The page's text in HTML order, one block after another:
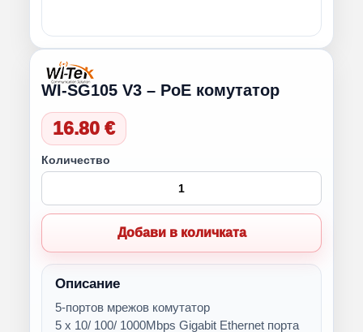
WI-SG105 V3 – PoE комутатор
16.80 €
Количество
Добави в количката
Описание
5-портов мрежов комутатор
5 х 10/ 100/ 1000Mbps Gigabit Ethernet порта